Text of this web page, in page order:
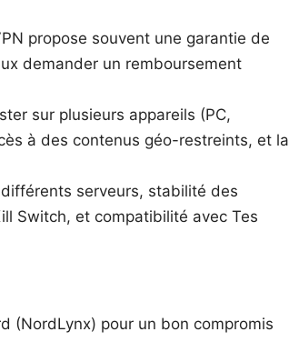
propose souvent une garantie de
demander un remboursement
sur plusieurs appareils (PC,
à des contenus géo-restreints, et la
différents serveurs, stabilité des
Switch, et compatibilité avec Tes
(NordLynx) pour un bon compromis